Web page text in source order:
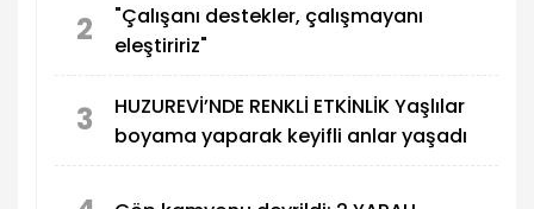
2
"Çalışanı destekler, çalışmayanı
eleştiririz"
3
HUZUREVİ’NDE RENKLİ ETKİNLİK Yaşlılar
boyama yaparak keyifli anlar yaşadı